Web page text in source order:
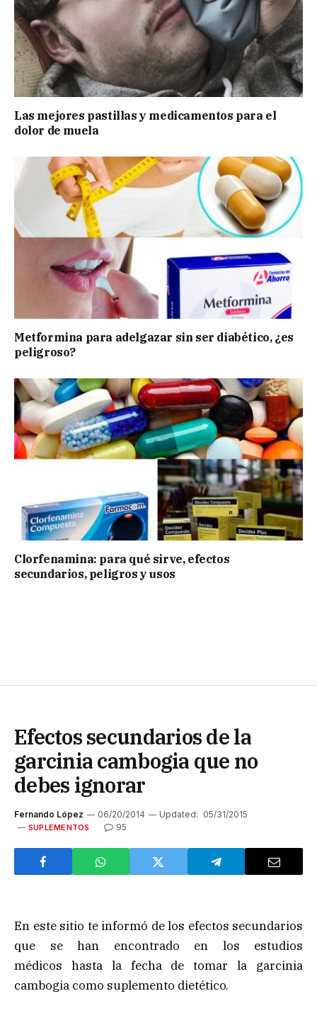
Las mejores pastillas y medicamentos para el
dolor de muela
Metformina para adelgazar sin ser diabético, ¿es
peligroso?
Clorfenamina: para qué sirve, efectos
secundarios, peligros y usos
Efectos secundarios de la
garcinia cambogia que no
debes ignorar
Fernando López 06/20/2014 Updated: 05/31/2015
SUPLEMENTOS 95
En este sitio te informó de los efectos secundarios
que se han encontrado en los estudios
médicos hasta la fecha de tomar la garcinia
cambogia como suplemento dietético.